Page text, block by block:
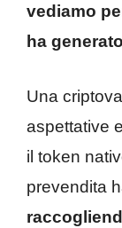
vediamo
ha
Una
aspettative
il token
prevendita